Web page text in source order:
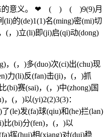
殊的意义。 ❤ ( ) ( )9(9)月
(li)的(de)1(1)名(ming)密(mi)切
(，)立(li)即(ji)启(qi)动(dong)
(，)多(duo)次(ci)出(chu)现
力(li)反(fan)击(ji)，(，)抓
(bi)赛(sai)，(，)中(zhong)国
(，)以(yi)2(2)3(3)：
(le)发(fa)球(qiu)和(he)拦(lan)
比(bi)分(fen)，(，)以
挥(hui)相(xiang)对(dui)稳